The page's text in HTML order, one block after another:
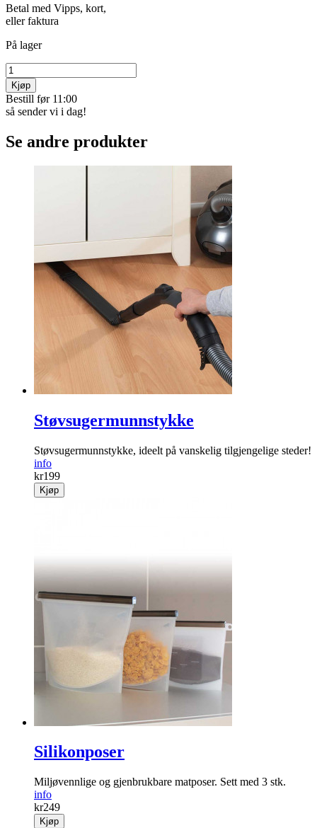
Betal med Vipps, kort,
eller faktura
På lager
Kjøp
Bestill før 11:00
så sender vi i dag!
Se andre produkter
Støvsugermunnstykke
Støvsugermunnstykke, ideelt på vanskelig tilgjengelige steder!
info
kr199
Kjøp
Silikonposer
Miljøvennlige og gjenbrukbare matposer. Sett med 3 stk.
info
kr249
Kjøp